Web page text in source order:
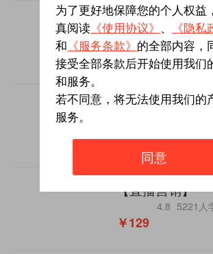
【电子商务网站
4.9 6078人
￥49
【电子商务安全
￥39
【直播营销】
4.8 5221人
￥129
为了更好地保障您的个人权益
真阅读 《使用协议》 、
《隐私
和 《服务条款》 的全部内容，
接受全部条款后开始使用我们
和服务。
若不同意，将无法使用我们的
服务。
同意